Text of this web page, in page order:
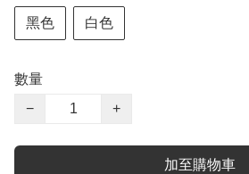
黑色 白色
數量
−
+
加至購物車